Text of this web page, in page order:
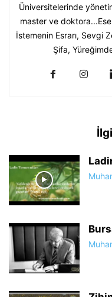
Üniversitelerinde
master ve
İstemenin Esrarı, Sevgi
Şifa,